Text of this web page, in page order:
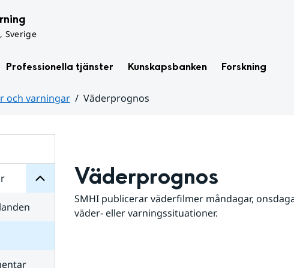
Sverige
Professionella tjänster Kunskapsbanken Forskning
och varningar
Väderprognos
för
varningar
Väderprognos
SMHI publicerar väderfilmer måndagar,
väder- eller varningssituationer.